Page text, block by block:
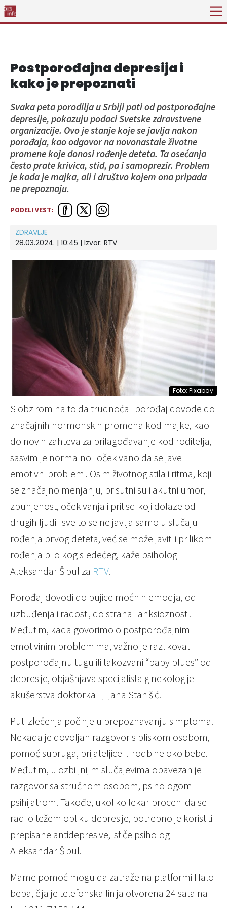
Postporođajna depresija i
kako je prepoznati
Svaka peta porodilja u Srbiji pati od postporođajne
depresije, pokazuju podaci Svetske zdravstvene
organizacije. Ovo je stanje koje se javlja nakon
porođaja, kao odgovor na novonastale životne
promene koje donosi rođenje deteta. Ta osećanja
često prate krivica, stid, pa i samoprezir. Problem
je kada je majka, ali i društvo kojem ona pripada
ne prepoznaju.
PODELI VEST:
ZDRAVLJE
28.03.2024. | 10:45 | Izvor: RTV
Foto: Pixabay
S obzirom na to da trudnoća i porođaj dovode do
značajnih hormonskih promena kod majke, kao i
do novih zahteva za prilagođavanje kod roditelja,
sasvim je normalno i očekivano da se jave
emotivni problemi. Osim životnog stila i ritma, koji
se značajno menjanju, prisutni su i akutni umor,
zbunjenost, očekivanja i pritisci koji dolaze od
drugih ljudi i sve to se ne javlja samo u slučaju
rođenja prvog deteta, već se može javiti i prilikom
rođenja bilo kog sledećeg, kaže psiholog
Aleksandar Šibul za RTV.
Porođaj dovodi do bujice moćnih emocija, od
uzbuđenja i radosti, do straha i anksioznosti.
Međutim, kada govorimo o postporođajnim
emotivinim problemima, važno je razlikovati
postporođajnu tugu ili takozvani “baby blues” od
depresije, objašnjava specijalista ginekologije i
akušerstva doktorka Ljiljana Stanišić.
Put izlečenja počinje u prepoznavanju simptoma.
Nekada je dovoljan razgovor s bliskom osobom,
pomoć supruga, prijateljice ili rodbine oko bebe.
Međutim, u ozbiljnijim slučajevima obavezan je
razgovor sa stručnom osobom, psihologom ili
psihijatrom. Takođe, ukoliko lekar proceni da se
radi o težem obliku depresije, potrebno je koristiti
prepisane antidepresive, ističe psiholog
Aleksandar Šibul.
Mame pomoć mogu da zatraže na platformi Halo
beba, čija je telefonska linija otvorena 24 sata na